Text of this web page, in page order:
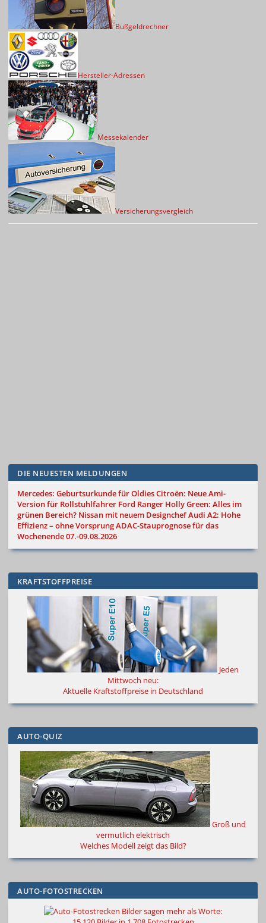
Bußgeldrechner
Hersteller-Adressen
Messekalender
Versicherungsvergleich
DIE NEUESTEN MELDUNGEN
Mercedes: Geburtsurkunde für OldiesCitroën: Neue Ami-
Version für Rollstuhlfahrer Ford Ranger Holly Green: Alles im
grünen Bereich? Nissan mit neuem DesignchefAudi A2: Hohe
Effizienz – ohne VorsprungADAC-Stauprognose für das
Wochenende 07.-09.08.2026
KRAFTSTOFFPREISE
Jeden
Mittwoch neu:
Aktuelle Kraftstoffpreise in Deutschland
AUTO-QUIZ
Groß und
vermutlich elektrisch
Welches Modell zeigt das Bild?
AUTO-FOTOSTRECKEN
Bilder sagen mehr als Worte: